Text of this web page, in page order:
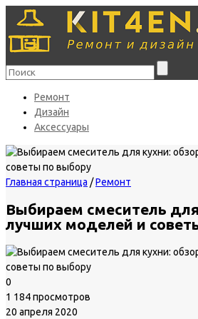
Ремонт
Дизайн
Аксессуары
Главная страница /Ремонт
Выбираем смеситель
лучших моделей и
0
1 184 просмотров
20 апреля 2020